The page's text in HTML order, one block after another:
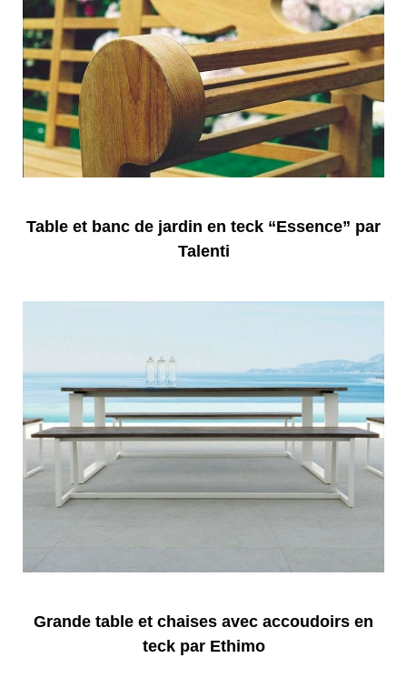
Table et banc de jardin en teck “Essence” par
Talenti
Grande table et chaises avec accoudoirs en
teck par Ethimo